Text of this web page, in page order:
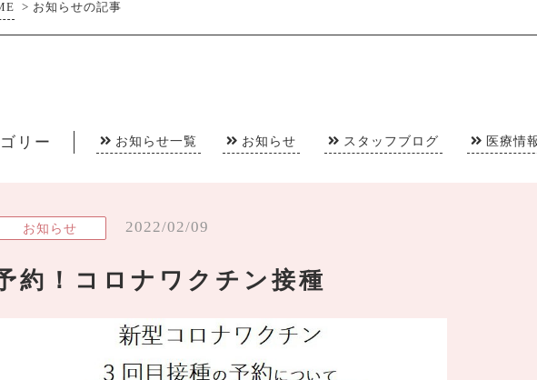
> お知らせの記事
リー お知らせ一覧 お知らせ スタッフブログ 医療情
お知らせ 2022/02/09
約！コロナワクチン接種